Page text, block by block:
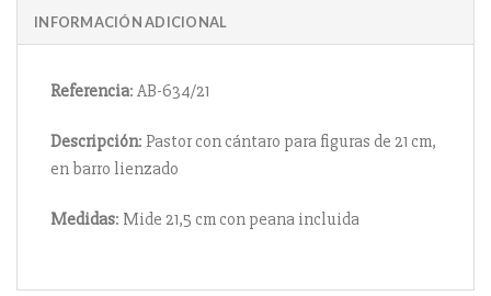
INFORMACIÓN ADICIONAL
Referencia: AB-634/21
Descripción: Pastor con cántaro para figuras de 21 cm,
en barro lienzado
Medidas: Mide 21,5 cm con peana incluida